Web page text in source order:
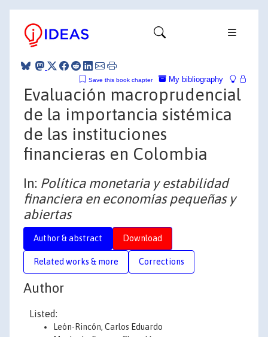
My bibliography
Save this book chapter
Evaluación macroprudencial
de la importancia sistémica
de las instituciones
financieras en Colombia
In: Política monetaria y estabilidad
financiera en economías pequeñas y
abiertas
Author & abstract Download
Related works & more Corrections
Author
Listed:
León-Rincón, Carlos Eduardo